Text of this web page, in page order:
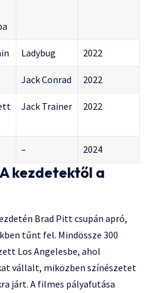
Ladybug 2022
Jack Conrad 2022
Jack Trainer 2022
– 2024
kezdetektől a
Brad Pitt csupán apró,
tűnt fel. Mindössze 300
Los Angelesbe, ahol
vállalt, miközben színészetet
járt. A filmes pályafutása